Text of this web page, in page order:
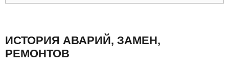
ИСТОРИЯ АВАРИЙ, ЗАМЕН,
РЕМОНТОВ